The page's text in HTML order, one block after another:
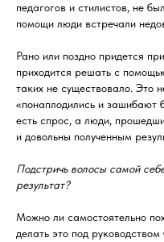
педагогов и стилистов, не
помощи люди встречали
Рано или поздно придется
приходится решать с
таких не существовало. Это
«понаплодились и зашибают
есть спрос, а люди,
и довольны полученным
Подстричь волосы самой
результат?
Можно ли самостоятельно
делать это под